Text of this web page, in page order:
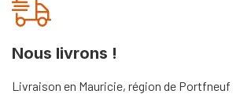
Nous livrons !
Livraison en Mauricie, région de Portfneuf